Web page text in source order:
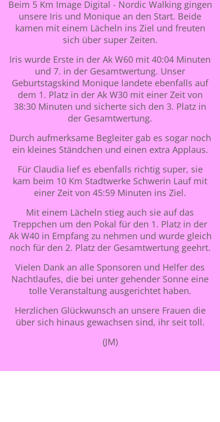
Beim 5 Km Image Digital - Nordic Walking gingen
unsere Iris und Monique an den Start. Beide
kamen mit einem Lächeln ins Ziel und freuten
sich über super Zeiten.
Iris wurde Erste in der Ak W60 mit 40:04 Minuten
und 7. in der Gesamtwertung. Unser
Geburtstagskind Monique landete ebenfalls auf
dem 1. Platz in der Ak W30 mit einer Zeit von
38:30 Minuten und sicherte sich den 3. Platz in
der Gesamtwertung.
Durch aufmerksame Begleiter gab es sogar noch
ein kleines Ständchen und einen extra Applaus.
Für Claudia lief es ebenfalls richtig super, sie
kam beim 10 Km Stadtwerke Schwerin Lauf mit
einer Zeit von 45:59 Minuten ins Ziel.
Mit einem Lächeln stieg auch sie auf das
Treppchen um den Pokal für den 1. Platz in der
Ak W40 in Empfang zu nehmen und wurde gleich
noch für den 2. Platz der Gesamtwertung geehrt.
Vielen Dank an alle Sponsoren und Helfer des
Nachtlaufes, die bei unter gehender Sonne eine
tolle Veranstaltung ausgerichtet haben.
Herzlichen Glückwunsch an unsere Frauen die
über sich hinaus gewachsen sind, ihr seit toll.
(JM)